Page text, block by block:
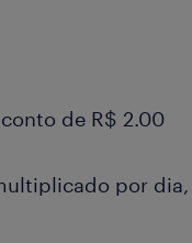
de R$ 2.00
por dia,